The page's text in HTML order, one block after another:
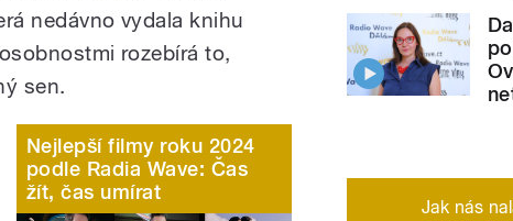
nedávno vydala knihu
rozebírá to,
sen.
Nejlepší filmy roku 2024
podle Radia Wave: Čas
žít, čas umírat
Jak nás